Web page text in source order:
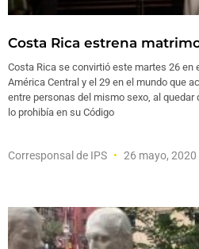
Costa Rica estrena
Costa Rica se convirtió este martes 26 en
América Central y el 29 en el mundo que
entre personas del mismo sexo, al quedar
lo prohibía en su Código
Corresponsal de IPS 26 mayo, 2020